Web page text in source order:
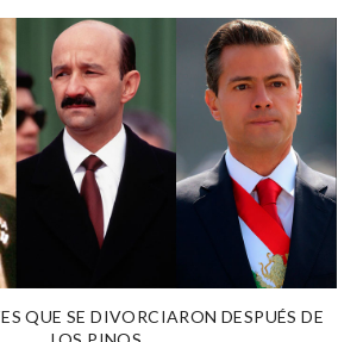
QUE SE DIVORCIARON DESPUÉS DE